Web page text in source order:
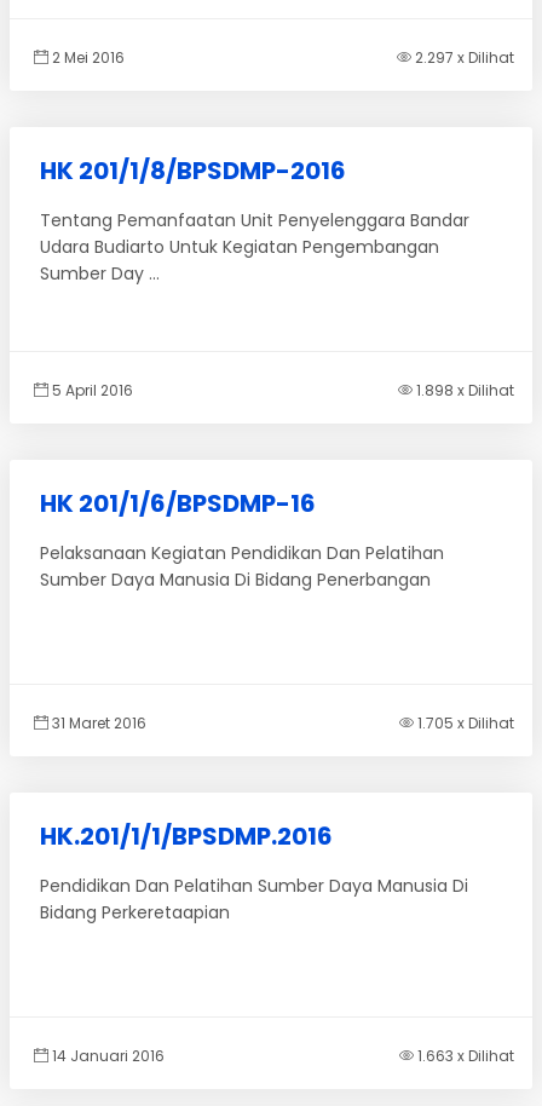
2 Mei 2016 2.297 x Dilihat
HK 201/1/8/BPSDMP-2016
Tentang Pemanfaatan Unit Penyelenggara Bandar
Udara Budiarto Untuk Kegiatan Pengembangan
Sumber Day ...
5 April 2016 1.898 x Dilihat
HK 201/1/6/BPSDMP-16
Pelaksanaan Kegiatan Pendidikan Dan Pelatihan
Sumber Daya Manusia Di Bidang Penerbangan
31 Maret 2016 1.705 x Dilihat
HK.201/1/1/BPSDMP.2016
Pendidikan Dan Pelatihan Sumber Daya Manusia Di
Bidang Perkeretaapian
14 Januari 2016 1.663 x Dilihat